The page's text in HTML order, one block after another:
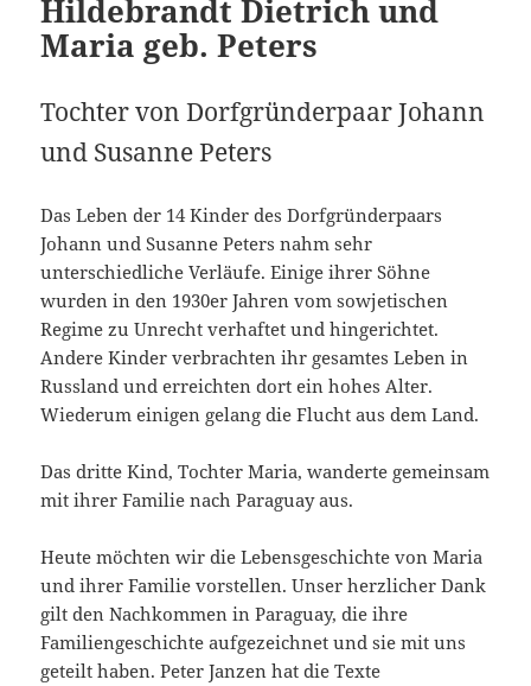
Hildebrandt Dietrich und
Maria geb. Peters
Tochter von Dorfgründerpaar Johann
und Susanne Peters
Das Leben der 14 Kinder des Dorfgründerpaars
Johann und Susanne Peters nahm sehr
unterschiedliche Verläufe. Einige ihrer Söhne
wurden in den 1930er Jahren vom sowjetischen
Regime zu Unrecht verhaftet und hingerichtet.
Andere Kinder verbrachten ihr gesamtes Leben in
Russland und erreichten dort ein hohes Alter.
Wiederum einigen gelang die Flucht aus dem Land.
Das dritte Kind, Tochter Maria, wanderte gemeinsam
mit ihrer Familie nach Paraguay aus.
Heute möchten wir die Lebensgeschichte von Maria
und ihrer Familie vorstellen. Unser herzlicher Dank
gilt den Nachkommen in Paraguay, die ihre
Familiengeschichte aufgezeichnet und sie mit uns
geteilt haben. Peter Janzen hat die Texte